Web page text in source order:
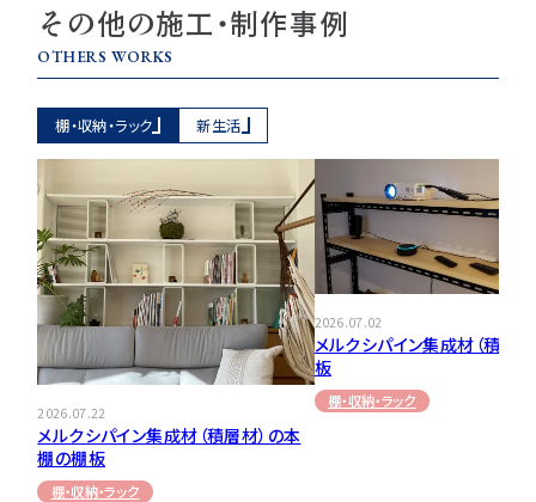
その他の施工・制作事例
OTHERS WORKS
棚・収納・ラック 新生活
2026.07.22
メルクシパイン集成材（積層材）の本
棚の棚板
棚・収納・ラック
2026.07.02
メルクシパイン集成材（積層材
板
棚・収納・ラック